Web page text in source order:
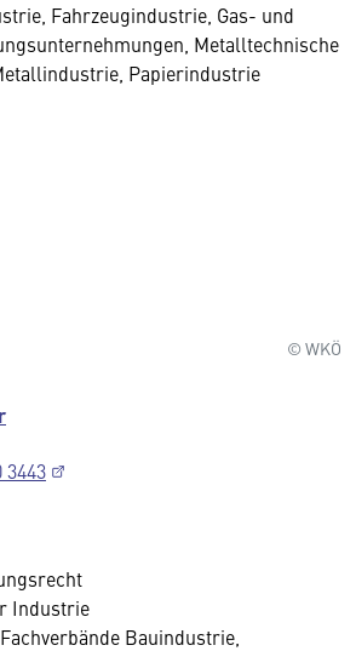
Fahrzeugindustrie, Gas- und
Metalltechnische
Papierindustrie
© WKÖ
3443
Industrie
Bauindustrie,